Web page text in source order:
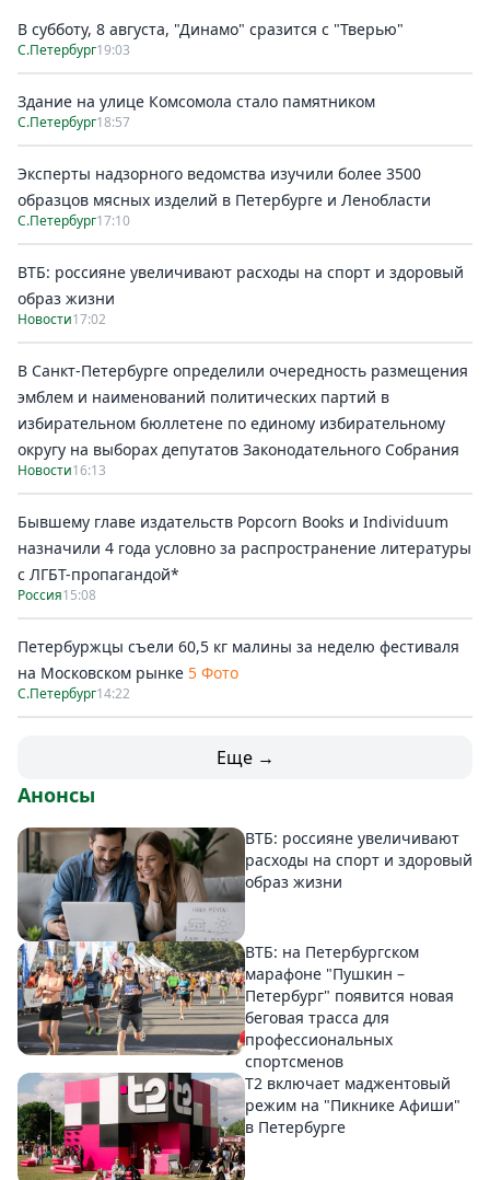
В субботу, 8 августа, "Динамо" сразится с "Тверью"
С.Петербург19:03
Здание на улице Комсомола стало памятником
С.Петербург18:57
Эксперты надзорного ведомства изучили более 3500
образцов мясных изделий в Петербурге и Ленобласти
С.Петербург17:10
ВТБ: россияне увеличивают расходы на спорт и здоровый
образ жизни
Новости17:02
В Санкт-Петербурге определили очередность размещения
эмблем и наименований политических партий в
избирательном бюллетене по единому избирательному
округу на выборах депутатов Законодательного Собрания
Новости16:13
Бывшему главе издательств Popcorn Books и Individuum
назначили 4 года условно за распространение литературы
с ЛГБТ-пропагандой*
Россия15:08
Петербуржцы съели 60,5 кг малины за неделю фестиваля
на Московском рынке 5 Фото
С.Петербург14:22
Еще →
Анонсы
ВТБ: россияне увеличивают
расходы на спорт и здоровый
образ жизни
ВТБ: на Петербургском
марафоне "Пушкин –
Петербург" появится новая
беговая трасса для
профессиональных
спортсменов
Т2 включает маджентовый
режим на "Пикнике Афиши"
в Петербурге